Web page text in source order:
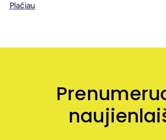
Plačiau